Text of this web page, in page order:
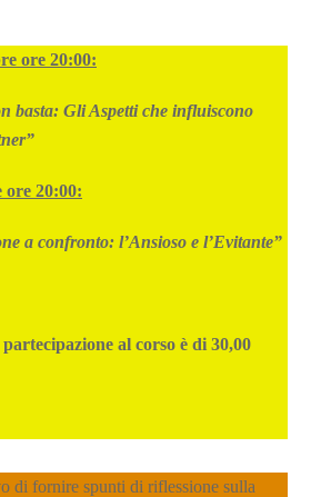
ore 20:00:
basta: Gli Aspetti che influiscono
ore 20:00:
a confronto: l’Ansioso e l’Evitante”
al corso è di 30,00
di fornire spunti di riflessione sulla